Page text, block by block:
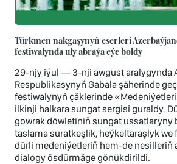
Türkmen nakgaşynyň eserleri
festiwalynda uly abraýa eýe boldy
29-njy iýul — 3-nji awgust aralygynda
Respublikasynyň Gabala şäherinde
festiwalynyň çäklerinde
ilkinji halkara sungat sergisi guraldy.
gowrak döwletiniň sungat ussatlaryny
taslama suratkeşlik, heýkeltaraşlyk we
dürli medeniýetleriň hem-de nesilleriň
dialogy ösdürmäge gönükdirildi.